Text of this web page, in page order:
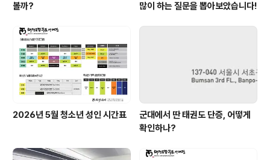
볼까?
많이 하는 질문을 뽑아보았습니다!
2026년 5월 청소년 성인 시간표
군대에서 딴 태권도 단증, 어떻게
확인하나?